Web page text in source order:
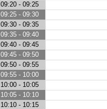
09:20 - 09:25
09:25 - 09:30
09:30 - 09:35
09:35 - 09:40
09:40 - 09:45
09:45 - 09:50
09:50 - 09:55
09:55 - 10:00
10:00 - 10:05
10:05 - 10:10
10:10 - 10:15